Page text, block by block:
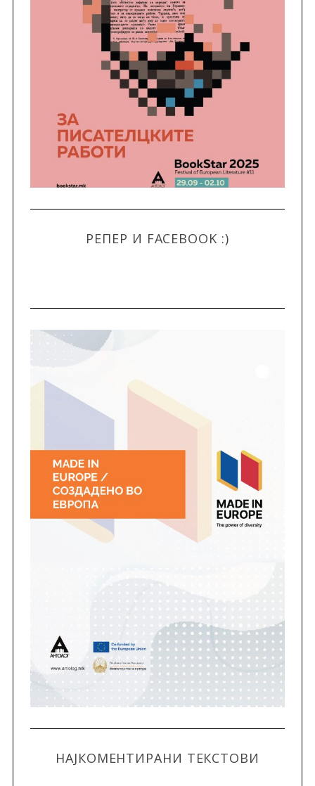
РЕПЕР И FACEBOOK :)
НАЈКОМЕНТИРАНИ ТЕКСТОВИ